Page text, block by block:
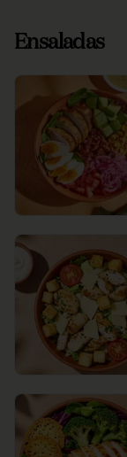
Ensaladas